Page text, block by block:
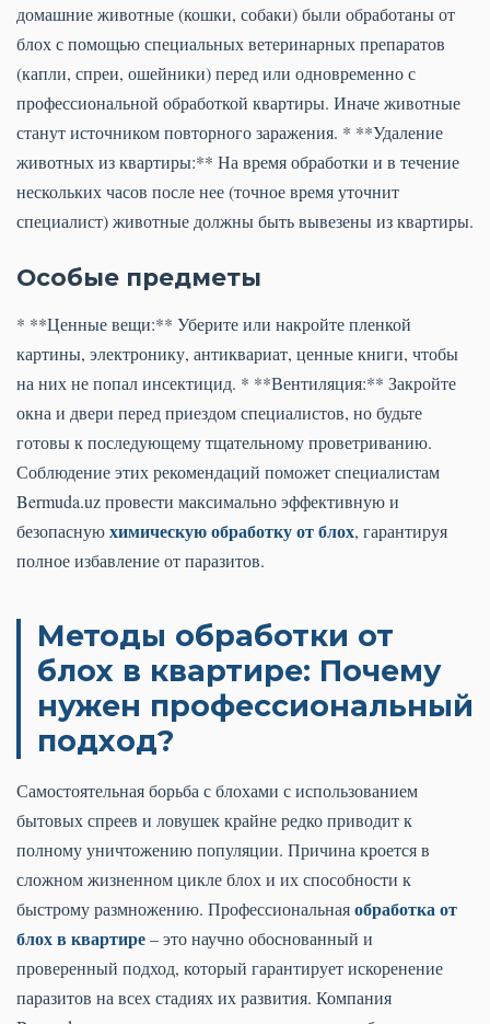
домашние животные (кошки, собаки) были обработаны от
блох с помощью специальных ветеринарных препаратов
(капли, спреи, ошейники) перед или одновременно с
профессиональной обработкой квартиры. Иначе животные
станут источником повторного заражения. * **Удаление
животных из квартиры:** На время обработки и в течение
нескольких часов после нее (точное время уточнит
специалист) животные должны быть вывезены из квартиры.
Особые предметы
* **Ценные вещи:** Уберите или накройте пленкой
картины, электронику, антиквариат, ценные книги, чтобы
на них не попал инсектицид. * **Вентиляция:** Закройте
окна и двери перед приездом специалистов, но будьте
готовы к последующему тщательному проветриванию.
Соблюдение этих рекомендаций поможет специалистам
Bermuda.uz провести максимально эффективную и
безопаснуюхимическую обработку от блох, гарантируя
полное избавление от паразитов.
Методы обработки от
блох в квартире: Почему
нужен профессиональный
подход?
Самостоятельная борьба с блохами с использованием
бытовых спреев и ловушек крайне редко приводит к
полному уничтожению популяции. Причина кроется в
сложном жизненном цикле блох и их способности к
быстрому размножению. Профессиональнаяобработка от
блох в квартире– это научно обоснованный и
проверенный подход, который гарантирует искоренение
паразитов на всех стадиях их развития. Компания